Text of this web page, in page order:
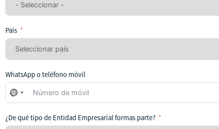
País
WhatsApp o teléfono móvil
No
se
seleccionado
¿De qué tipo de Entidad Empresarial formas parte?